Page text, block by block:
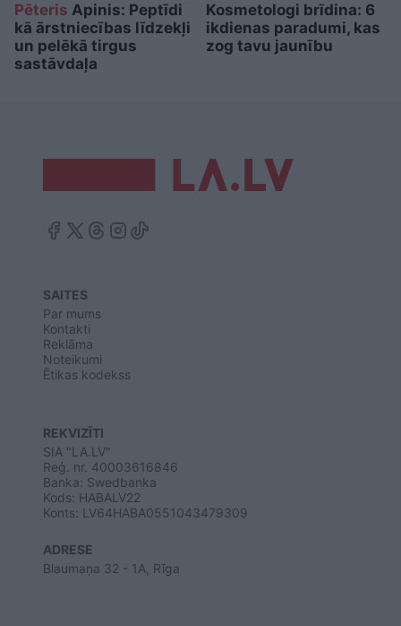
Pēteris Apinis: Peptīdi
kā ārstniecības līdzekļi
un pelēkā tirgus
sastāvdaļa
Kosmetologi brīdina: 6
ikdienas paradumi, kas
zog tavu jaunību
SAITES
Par mums
Kontakti
Reklāma
Noteikumi
Ētikas kodekss
REKVIZĪTI
SIA "LA.LV"
Reģ. nr. 40003616846
Banka: Swedbanka
Kods: HABALV22
Konts: LV64HABA0551043479309
ADRESE
Blaumaņa 32 - 1A, Rīga